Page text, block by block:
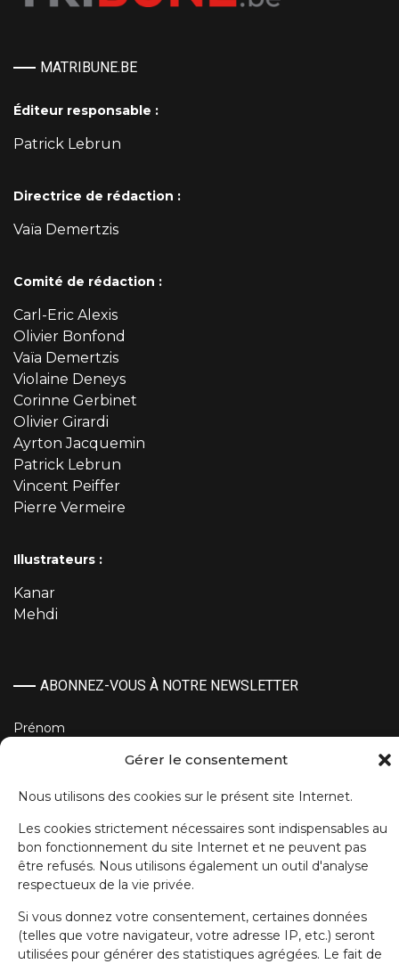
Gérer le consentement
Nous utilisons des cookies sur le présent site Internet.
Les cookies strictement nécessaires sont indispensables au
bon fonctionnement du site Internet et ne peuvent pas
être refusés. Nous utilisons également un outil d'analyse
respectueux de la vie privée.
Si vous donnez votre consentement, certaines données
(telles que votre navigateur, votre adresse IP, etc.) seront
utilisées pour générer des statistiques agrégées. Le fait de
MATRIBUNE.BE
Éditeur responsable :
Patrick Lebrun
Directrice de rédaction :
Vaïa Demertzis
Comité de rédaction :
Carl-Eric Alexis
Olivier Bonfond
Vaïa Demertzis
Violaine Deneys
Corinne Gerbinet
Olivier Girardi
Ayrton Jacquemin
Patrick Lebrun
Vincent Peiffer
Pierre Vermeire
Illustrateurs :
Kanar
Mehdi
ABONNEZ-VOUS À NOTRE NEWSLETTER
Prénom
Nom de famille
E-mail
J'accepte la politique de confidentialité.